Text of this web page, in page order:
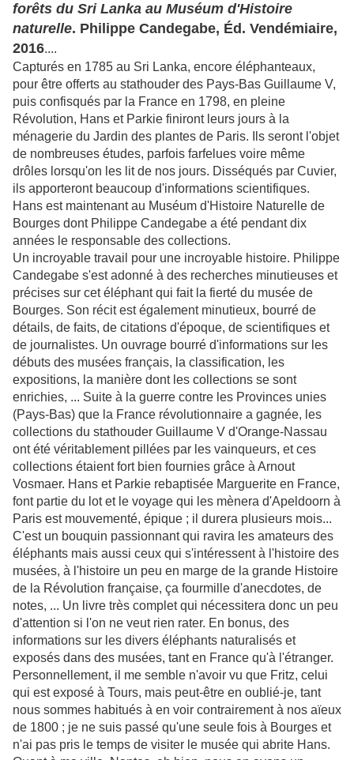
forêts du Sri Lanka au Muséum d'Histoire
naturelle. Philippe Candegabe, Éd. Vendémiaire,
2016....
Capturés en 1785 au Sri Lanka, encore éléphanteaux,
pour être offerts au stathouder des Pays-Bas Guillaume V,
puis confisqués par la France en 1798, en pleine
Révolution, Hans et Parkie finiront leurs jours à la
ménagerie du Jardin des plantes de Paris. Ils seront l'objet
de nombreuses études, parfois farfelues voire même
drôles lorsqu'on les lit de nos jours. Disséqués par Cuvier,
ils apporteront beaucoup d'informations scientifiques.
Hans est maintenant au Muséum d'Histoire Naturelle de
Bourges dont Philippe Candegabe a été pendant dix
années le responsable des collections.
Un incroyable travail pour une incroyable histoire. Philippe
Candegabe s'est adonné à des recherches minutieuses et
précises sur cet éléphant qui fait la fierté du musée de
Bourges. Son récit est également minutieux, bourré de
détails, de faits, de citations d'époque, de scientifiques et
de journalistes. Un ouvrage bourré d'informations sur les
débuts des musées français, la classification, les
expositions, la manière dont les collections se sont
enrichies, ... Suite à la guerre contre les Provinces unies
(Pays-Bas) que la France révolutionnaire a gagnée, les
collections du stathouder Guillaume V d'Orange-Nassau
ont été véritablement pillées par les vainqueurs, et ces
collections étaient fort bien fournies grâce à Arnout
Vosmaer. Hans et Parkie rebaptisée Marguerite en France,
font partie du lot et le voyage qui les mènera d'Apeldoorn à
Paris est mouvementé, épique ; il durera plusieurs mois...
C'est un bouquin passionnant qui ravira les amateurs des
éléphants mais aussi ceux qui s'intéressent à l'histoire des
musées, à l'histoire un peu en marge de la grande Histoire
de la Révolution française, ça fourmille d'anecdotes, de
notes, ... Un livre très complet qui nécessitera donc un peu
d'attention si l'on ne veut rien rater. En bonus, des
informations sur les divers éléphants naturalisés et
exposés dans des musées, tant en France qu'à l'étranger.
Personnellement, il me semble n'avoir vu que Fritz, celui
qui est exposé à Tours, mais peut-être en oublié-je, tant
nous sommes habitués à en voir contrairement à nos aïeux
de 1800 ; je ne suis passé qu'une seule fois à Bourges et
n'ai pas pris le temps de visiter le musée qui abrite Hans.